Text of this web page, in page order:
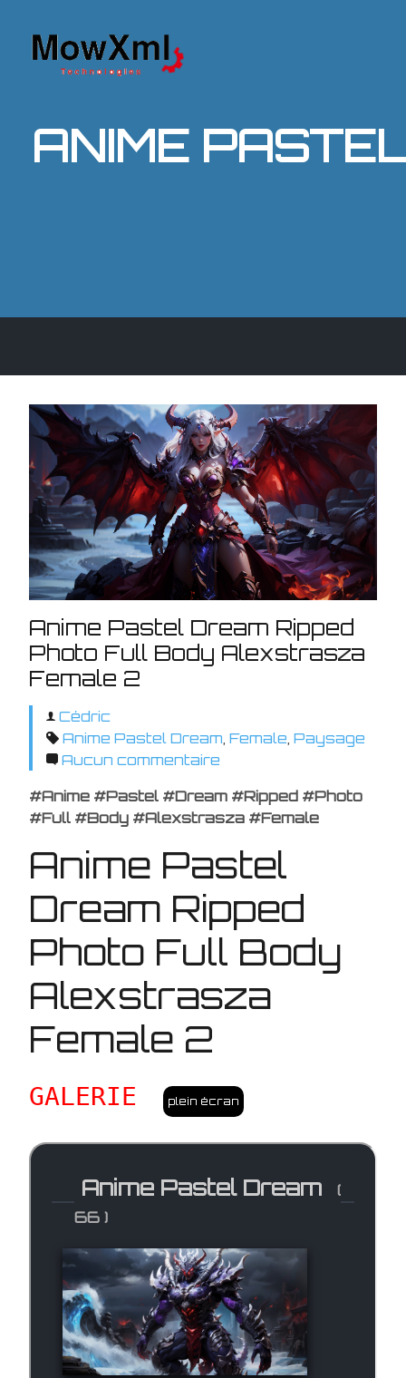
ANIME
Anime Pastel Dream Ripped
Photo Full Body Alexstrasza
Female 2
Cédric
Anime Pastel Dream Female Paysage
Aucun commentaire
#Anime #Pastel #Dream #Ripped #Photo
#Full #Body #Alexstrasza #Female
Anime Pastel
Dream Ripped
Photo Full Body
Alexstrasza
Female 2
GALERIE plein écran